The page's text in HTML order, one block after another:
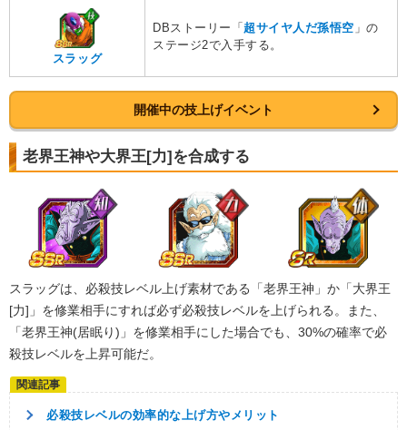
スラッグ
DBストーリー「超サイヤ人だ孫悟空 」の
ステージ2で入手する。
開催中の技上げイベント
老界王神や大界王[力]を合成する
スラッグは、必殺技レベル上げ素材である「老界王神」か「大界王
[力]」を修業相手にすれば必ず必殺技レベルを上げられる。また、
「老界王神(居眠り)」を修業相手にした場合でも、30%の確率で必
殺技レベルを上昇可能だ。
必殺技レベルの効率的な上げ方やメリット